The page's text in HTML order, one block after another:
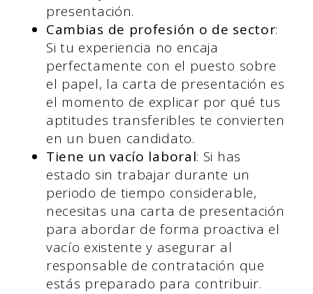
presentación.
Cambias de profesión o de sector:
Si tu experiencia no encaja
perfectamente con el puesto sobre
el papel, la carta de presentación es
el momento de explicar por qué tus
aptitudes transferibles te convierten
en un buen candidato.
Tiene un vacío laboral: Si has
estado sin trabajar durante un
periodo de tiempo considerable,
necesitas una carta de presentación
para abordar de forma proactiva el
vacío existente y asegurar al
responsable de contratación que
estás preparado para contribuir.